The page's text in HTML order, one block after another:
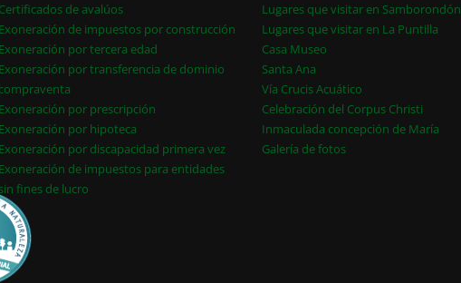
Certificados de avalúos
Exoneración de impuestos por construcción
Exoneración por tercera edad
Exoneración por transferencia de dominio
compraventa
Exoneración por prescripción
Exoneración por hipoteca
Exoneración por discapacidad primera vez
Exoneración de impuestos para entidades
sin fines de lucro
Lugares que visitar en Samborondón
Lugares que visitar en La Puntilla
Casa Museo
Santa Ana
Vía Crucis Acuático
Celebración del Corpus Christi
Inmaculada concepción de María
Galería de fotos